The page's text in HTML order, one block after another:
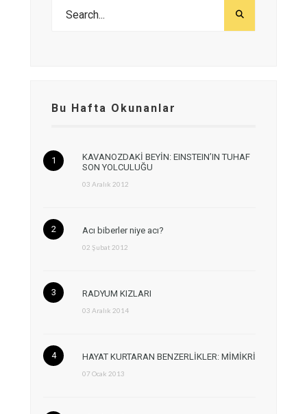
Bu Hafta Okunanlar
KAVANOZDAKİ BEYİN: EINSTEIN’IN TUHAF
SON YOLCULUĞU
03 Aralık 2012
Acı biberler niye acı?
02 Şubat 2012
RADYUM KIZLARI
03 Aralık 2014
HAYAT KURTARAN BENZERLİKLER: MİMİKRİ
07 Ocak 2013